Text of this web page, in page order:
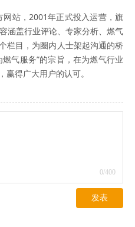
0/400
发表
站，2001年正式投入运营，旗
涵盖行业评论、专家分析、燃气
栏目，为圈内人士架起沟通的桥
气服务”的宗旨，在为燃气行业
得广大用户的认可。